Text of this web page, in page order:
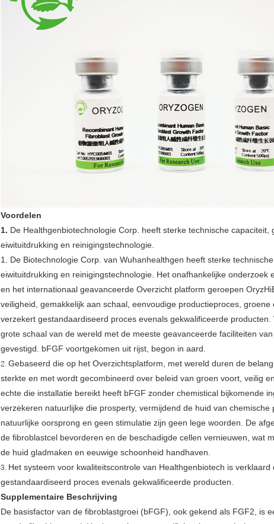
Voordelen
1. De Healthgenbiotechnologie Corp. heeft sterke technische capaciteit,
eiwituitdrukking en reinigingstechnologie.
1. De Biotechnologie Corp. van Wuhanhealthgen heeft sterke
eiwituitdrukking en reinigingstechnologie. Het onafhankelijke onderzoek
en het internationaal geavanceerde Overzicht platform geroepen
veiligheid, gemakkelijk aan schaal, eenvoudige productieproces,
verzekert gestandaardiseerd proces evenals gekwalificeerde
grote schaal van de wereld met de meeste geavanceerde faciliteiten
gevestigd. bFGF voortgekomen uit rijst, begon in aard.
2. Gebaseerd die op het Overzichtsplatform, met wereld duren de
sterkte en met wordt gecombineerd over beleid van groen voort, veilig
echte die installatie bereikt heeft bFGF zonder chemistical bijkomende
verzekeren natuurlijke die prosperty, vermijdend de huid van
natuurlijke oorsprong en geen stimulatie zijn geen lege woorden. De
de fibroblastcel bevorderen en de beschadigde cellen vernieuwen, wat
de huid gladmaken en eeuwige schoonheid handhaven.
3. Het systeem voor kwaliteitscontrole van Healthgenbiotech is
gestandaardiseerd proces evenals gekwalificeerde producten.
Supplementaire Beschrijving
De basisfactor van de fibroblastgroei (bFGF), ook gekend als FGF2, is